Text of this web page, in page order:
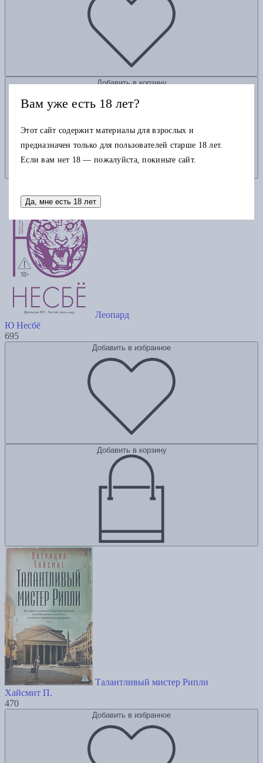
Добавить в корзину
Леопард
Ю Несбё
695
Добавить в избранное
Добавить в корзину
Талантливый мистер Рипли
Хайсмит П.
470
Добавить в избранное
Вам уже есть 18 лет?
Этот сайт содержит материалы для взрослых и
предназначен только для пользователей старше 18 лет.
Если вам нет 18 — пожалуйста, покиньте сайт.
Да, мне есть 18 лет